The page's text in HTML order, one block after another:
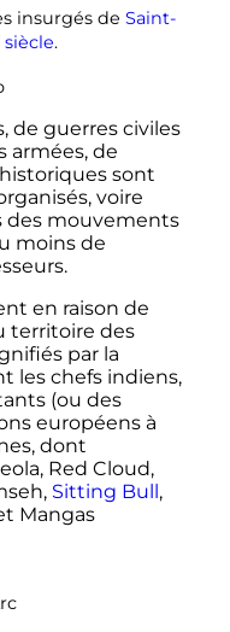
insurgés de Saint-
siècle.
de guerres civiles
armées, de
sont
voire
des mouvements
moins de
en raison de
territoire des
par la
les chefs indiens,
(ou des
européens à
dont
Red Cloud,
Sitting Bull ,
Mangas